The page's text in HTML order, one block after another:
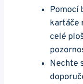
Pomocí
kartáče
celé
Nechte